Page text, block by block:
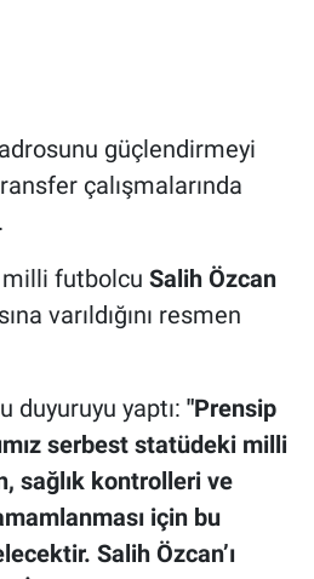
güçlendirmeyi
çalışmalarında
milli futbolcu Salih Özcan
varıldığını resmen
duyuruyu yaptı: "Prensip
serbest statüdeki milli
sağlık kontrolleri ve
için bu
Salih Özcan’ı